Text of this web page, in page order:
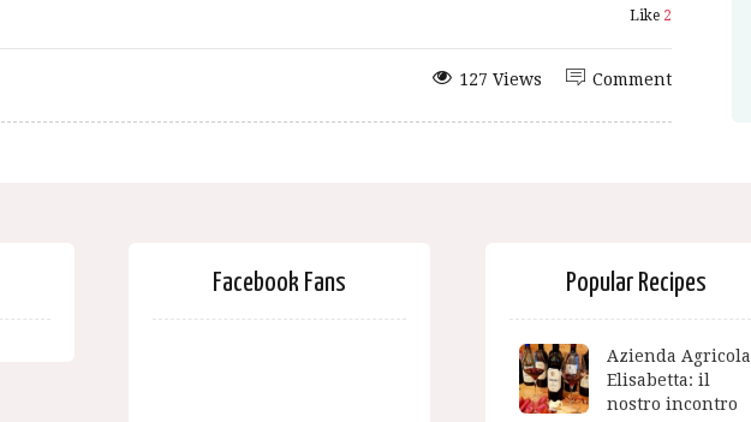
Like 2
Comment
127 Views
Facebook Fans Popular Recipes
Azienda Agricola
Elisabetta: il
nostro incontro